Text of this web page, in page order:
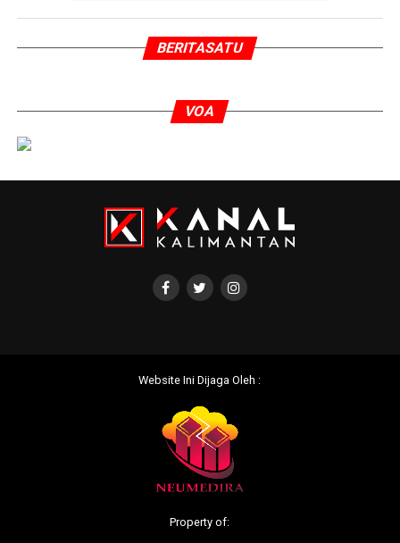
BERITASATU
VOA
Website Ini Dijaga Oleh :
Property of: